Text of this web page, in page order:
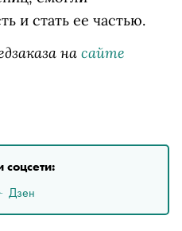
и стать ее частью.
на сайте
Дзен